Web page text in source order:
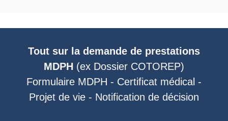
Tout sur la demande de prestations
MDPH (ex Dossier COTOREP)
Formulaire MDPH - Certificat médical -
Projet de vie - Notification de décision